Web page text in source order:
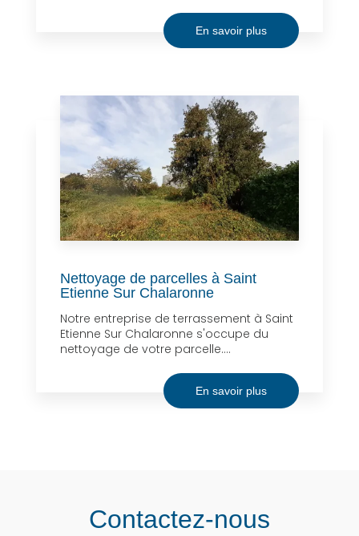
En savoir plus
Nettoyage de parcelles à Saint
Etienne Sur Chalaronne
Notre entreprise de terrassement à Saint
Etienne Sur Chalaronne s'occupe du
nettoyage de votre parcelle....
En savoir plus
Contactez-nous